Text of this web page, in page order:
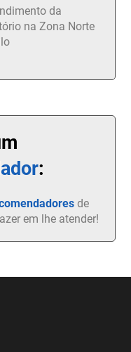
da
na Zona Norte
:
de
em lhe atender!